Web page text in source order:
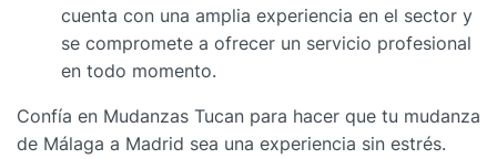
cuenta con una amplia experiencia en el sector y
se compromete a ofrecer un servicio profesional
en todo momento.
Confía en Mudanzas Tucan para hacer que tu mudanza
de Málaga a Madrid sea una experiencia sin estrés.